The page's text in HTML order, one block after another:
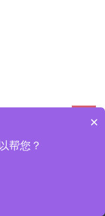
×
帮您？